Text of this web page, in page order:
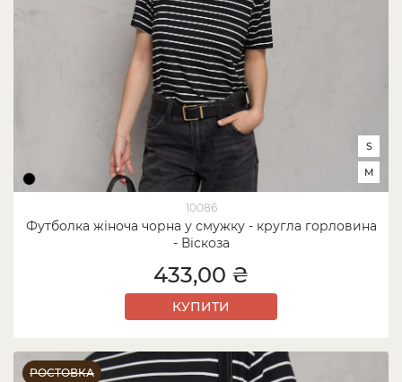
10086
Футболка жіноча чорна у смужку - кругла горловина
- Віскоза
S
M
433,00 ₴
КУПИТИ
РОСТОВКА